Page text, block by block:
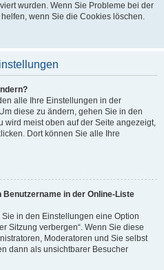
wurden. Wenn Sie Probleme bei der
wenn Sie die Cookies löschen.
alle Ihre Einstellungen in der
diese zu ändern, gehen Sie in den
wird meist oben auf der Seite angezeigt,
Dort können Sie alle Ihre
in der Online-Liste
in den Einstellungen eine Option
Sitzung verbergen“. Wenn Sie diese
Moderatoren und Sie selbst
dann als unsichtbarer Besucher